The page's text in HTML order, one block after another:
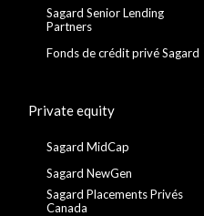
Sagard Senior Lending
Partners
Fonds de crédit privé Sagard
Private equity
Sagard MidCap
Sagard NewGen
Sagard Placements Privés
Canada